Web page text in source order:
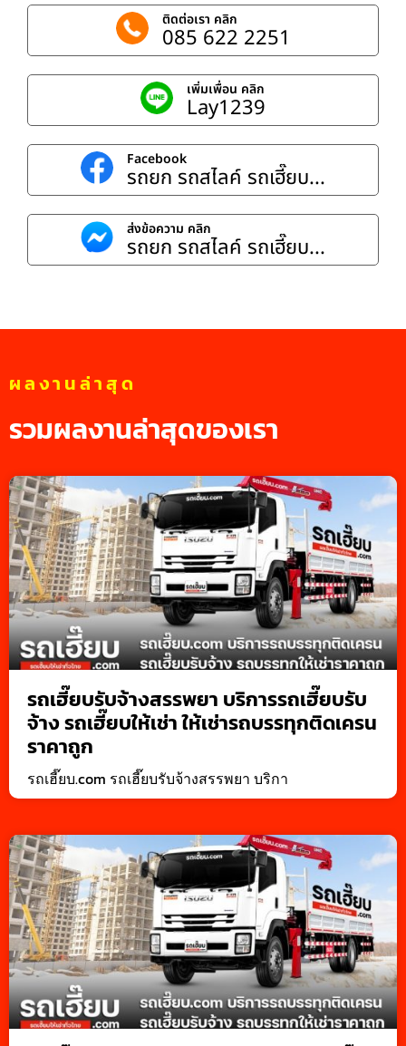
ติดต่อเรา คลิก
085 622 2251
เพิ่มเพื่อน คลิก
Lay1239
Facebook
รถยก รถสไลค์ รถเฮี๊ยบ...
ส่งข้อความ คลิก
รถยก รถสไลค์ รถเฮี๊ยบ...
ผลงานล่าสุด
รวมผลงานล่าสุดของเรา
รถเฮี๊ยบรับจ้างสรรพยา บริการรถเฮี๊ยบรับ
จ้าง รถเฮี๊ยบให้เช่า ให้เช่ารถบรรทุกติดเครน
ราคาถูก
รถเฮี๊ยบ.com รถเฮี๊ยบรับจ้างสรรพยา บริกา